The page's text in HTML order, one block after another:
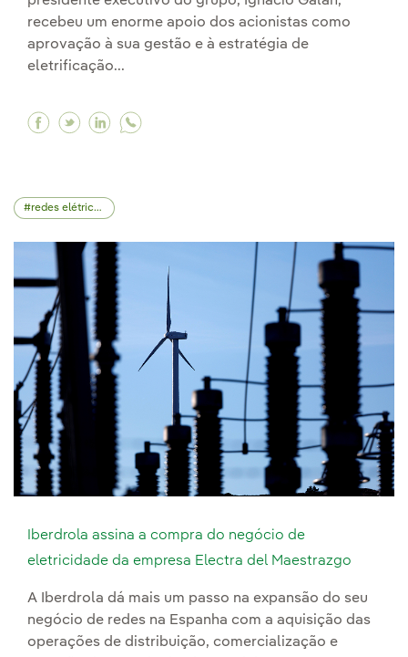
recebeu um enorme apoio dos acionistas como
aprovação à sua gestão e à estratégia de
eletrificação...
Facebook Acionistas demonstram enorme
Twitter Acionistas demonstram enorme
Linkedin Acionistas demonstram
redes elétricas
Iberdrola assina a compra do negócio de
eletricidade da empresa Electra del Maestrazgo
A Iberdrola dá mais um passo na expansão do seu
negócio de redes na Espanha com a aquisição das
operações de distribuição, comercialização e